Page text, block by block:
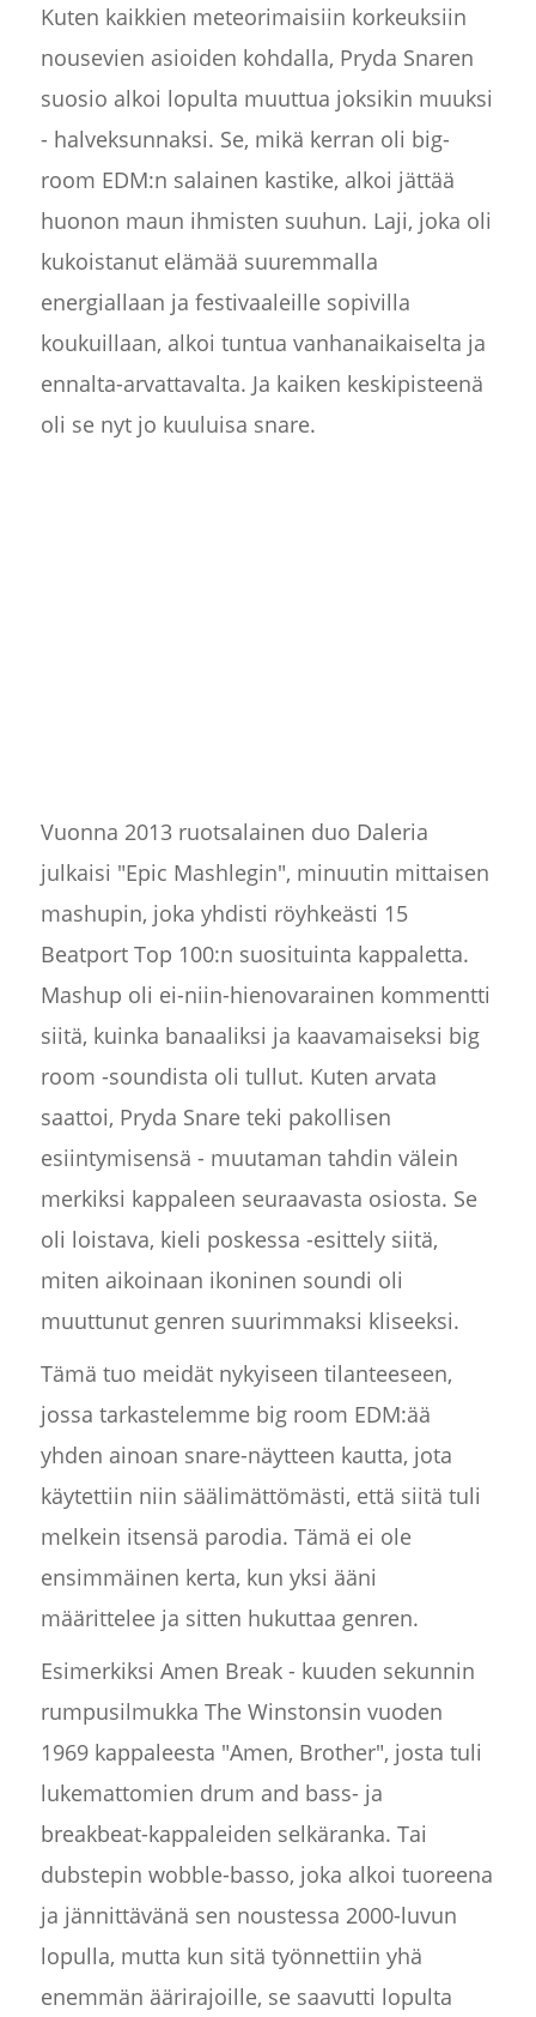
Kuten kaikkien meteorimaisiin korkeuksiin
nousevien asioiden kohdalla, Pryda Snaren
suosio alkoi lopulta muuttua joksikin muuksi
- halveksunnaksi. Se, mikä kerran oli big-
room EDM:n salainen kastike, alkoi jättää
huonon maun ihmisten suuhun. Laji, joka oli
kukoistanut elämää suuremmalla
energiallaan ja festivaaleille sopivilla
koukuillaan, alkoi tuntua vanhanaikaiselta ja
ennalta-arvattavalta. Ja kaiken keskipisteenä
oli se nyt jo kuuluisa snare.
Vuonna 2013 ruotsalainen duo Daleria
julkaisi "Epic Mashlegin", minuutin mittaisen
mashupin, joka yhdisti röyhkeästi 15
Beatport Top 100:n suosituinta kappaletta.
Mashup oli ei-niin-hienovarainen kommentti
siitä, kuinka banaaliksi ja kaavamaiseksi big
room -soundista oli tullut. Kuten arvata
saattoi, Pryda Snare teki pakollisen
esiintymisensä - muutaman tahdin välein
merkiksi kappaleen seuraavasta osiosta. Se
oli loistava, kieli poskessa -esittely siitä,
miten aikoinaan ikoninen soundi oli
muuttunut genren suurimmaksi kliseeksi.
Tämä tuo meidät nykyiseen tilanteeseen,
jossa tarkastelemme big room EDM:ää
yhden ainoan snare-näytteen kautta, jota
käytettiin niin säälimättömästi, että siitä tuli
melkein itsensä parodia. Tämä ei ole
ensimmäinen kerta, kun yksi ääni
määrittelee ja sitten hukuttaa genren.
Esimerkiksi Amen Break - kuuden sekunnin
rumpusilmukka The Winstonsin vuoden
1969 kappaleesta "Amen, Brother", josta tuli
lukemattomien drum and bass- ja
breakbeat-kappaleiden selkäranka. Tai
dubstepin wobble-basso, joka alkoi tuoreena
ja jännittävänä sen noustessa 2000-luvun
lopulla, mutta kun sitä työnnettiin yhä
enemmän äärirajoille, se saavutti lopulta